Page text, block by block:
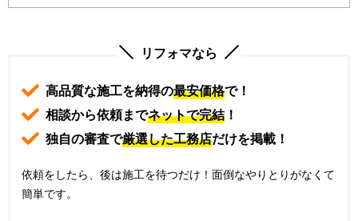
リフォマなら
高品質な施工を納得の最安価格で！
相談から依頼までネットで完結 ！
独自の審査で厳選した工務店だけを掲載！
依頼をしたら、後は施工を待つだけ！面倒なやりとりがなくて
簡単です。